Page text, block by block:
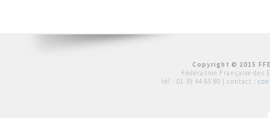
Copyright © 2015
Fédération Française des
tél : 01 39 44 65 80 | contact :